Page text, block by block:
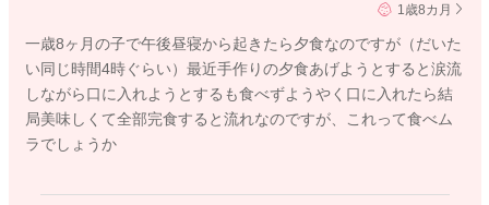
1歳8カ月
一歳8ヶ月の子で午後昼寝から起きたら夕食なのですが（だいた
い同じ時間4時ぐらい）最近手作りの夕食あげようとすると涙流
しながら口に入れようとするも食べずようやく口に入れたら結
局美味しくて全部完食すると流れなのですが、これって食べム
ラでしょうか